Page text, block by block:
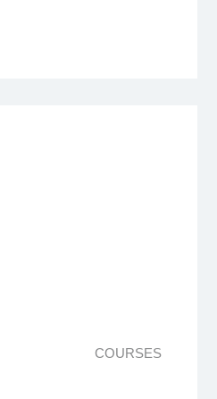
COURSES